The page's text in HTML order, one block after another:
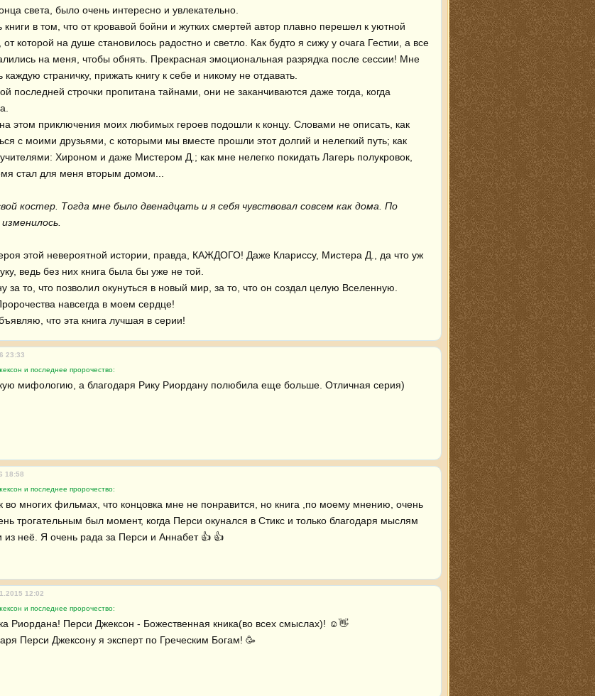
света, было очень интересно и увлекательно.
в том, что от кровавой бойни и жутких смертей автор плавно перешел к уютной
которой на душе становилось радостно и светло. Как будто я сижу у очага Гестии, а все
на меня, чтобы обнять. Прекрасная эмоциональная разрядка после сессии! Мне
каждую страничку, прижать книгу к себе и никому не отдавать.
последней строчки пропитана тайнами, они не заканчиваются даже тогда, когда
этом приключения моих любимых героев подошли к концу. Словами не описать, как
с моими друзьями, с которыми мы вместе прошли этот долгий и нелегкий путь; как
Хироном и даже Мистером Д.; как мне нелегко покидать Лагерь полукровок,
стал для меня вторым домом...
костер. Тогда мне было двенадцать и я себя чувствовал совсем как дома. По
этой невероятной истории, правда, КАЖДОГО! Даже Клариссу, Мистера Д., да что уж
ведь без них книга была бы уже не той.
за то, что позволил окунуться в новый мир, за то, что он создал целую Вселенную.
навсегда в моем сердце!
что эта книга лучшая в серии!
23:33
и последнее пророчество:
мифологию, а благодаря Рику Риордану полюбила еще больше. Отличная серия)
18:58
и последнее пророчество:
во многих фильмах, что концовка мне не понравится, но книга ,по моему мнению, очень
трогательным был момент, когда Перси окунался в Стикс и только благодаря мыслям
из неё. Я очень рада за Перси и Аннабет 👍 👍
12:02
и последнее пророчество:
Риордана! Перси Джексон - Божественная кника(во всех смыслах)! ☺️👋
Перси Джексону я эксперт по Греческим Богам! 🥳